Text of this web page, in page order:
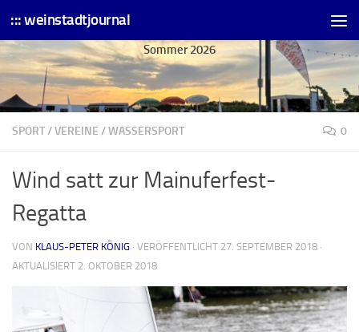
Skip to content
::: weinstadtjournal
Sommer 2026
SPORT/VEREINE /WASSERSPORT 0
Wind satt zur Mainuferfest-
Regatta
VON KLAUS-PETER KÖNIG · VERÖFFENTLICHT 27. SEPTEMBER 2018 ·
AKTUALISIERT 2. OKTOBER 2018